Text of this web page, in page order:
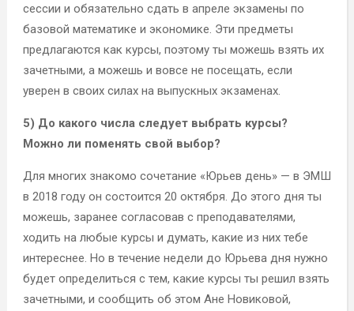
сессии и обязательно сдать в апреле экзамены по
базовой математике и экономике. Эти предметы
предлагаются как курсы, поэтому ты можешь взять их
зачетными, а можешь и вовсе не посещать, если
уверен в своих силах на выпускных экзаменах.
5) До какого числа следует выбрать курсы?
Можно ли поменять свой выбор?
Для многих знакомо сочетание «Юрьев день» — в ЭМШ
в 2018 году он состоится 20 октября. До этого дня ты
можешь, заранее согласовав с преподавателями,
ходить на любые курсы и думать, какие из них тебе
интереснее. Но в течение недели до Юрьева дня нужно
будет определиться с тем, какие курсы ты решил взять
зачетными, и сообщить об этом Ане Новиковой,